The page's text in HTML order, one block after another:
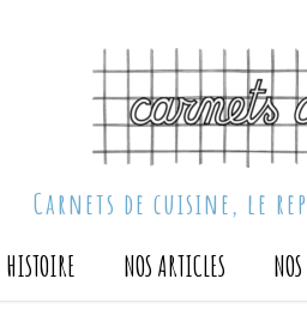
Carnets de cuisine, le
HISTOIRE NOS ARTICLES